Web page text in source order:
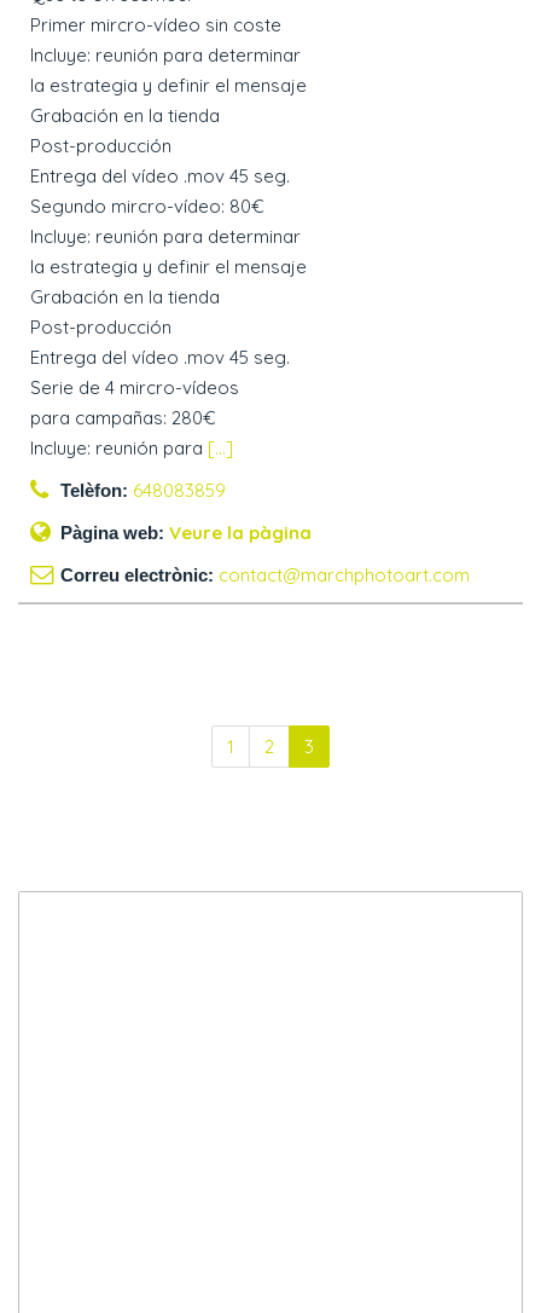
Primer mircro-vídeo sin coste
Incluye: reunión para determinar
la estrategia y definir el mensaje
Grabación en la tienda
Post-producción
Entrega del vídeo .mov 45 seg.
Segundo mircro-vídeo: 80€
Incluye: reunión para determinar
la estrategia y definir el mensaje
Grabación en la tienda
Post-producción
Entrega del vídeo .mov 45 seg.
Serie de 4 mircro-vídeos
para campañas: 280€
Incluye: reunión para [...]
Telèfon: 648083859
Pàgina web: Veure la pàgina
Correu electrònic: contact@marchphotoart.com
1 2 3